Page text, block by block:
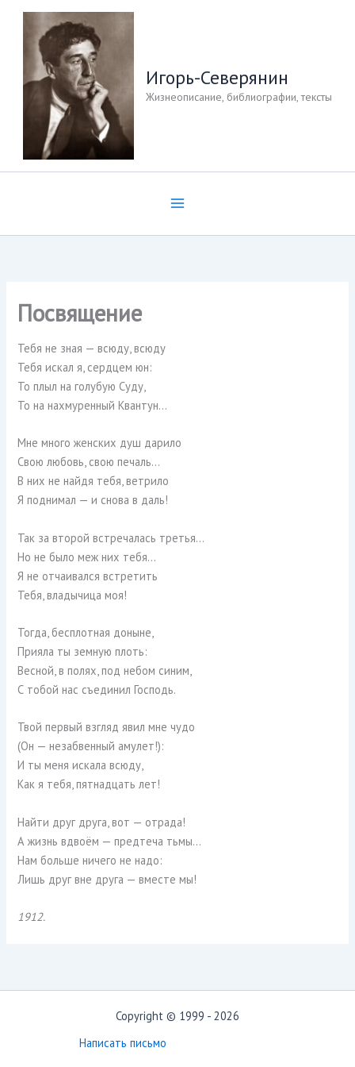
Перейти
содержимому
Игорь-Северянин
Жизнеописание, библиографии, тексты
Посвящение
Тебя не зная — всюду, всюду
Тебя искал я, сердцем юн:
То плыл на голубую Суду,
То на нахмуренный Квантун…
Мне много женских душ дарило
Свою любовь, свою печаль…
В них не найдя тебя, ветрило
Я поднимал — и снова в даль!
Так за второй встречалась третья…
Но не было меж них тебя…
Я не отчаивался встретить
Тебя, владычица моя!
Тогда, бесплотная доныне,
Прияла ты земную плоть:
Весной, в полях, под небом синим,
С тобой нас съединил Господь.
Твой первый взгляд явил мне чудо
(Он — незабвенный амулет!):
И ты меня искала всюду,
Как я тебя, пятнадцать лет!
Найти друг друга, вот — отрада!
А жизнь вдвоём — предтеча тьмы…
Нам больше ничего не надо:
Лишь друг вне друга — вместе мы!
1912.
Copyright © 1999 - 2026
Написать письмо